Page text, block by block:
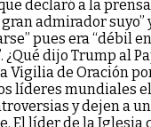
declaró a la
admirador suyo”
pues era “débil
¿Qué dijo Trump al
Vigilia de Oración
líderes mundiales
y dejen a
El líder de la Iglesia